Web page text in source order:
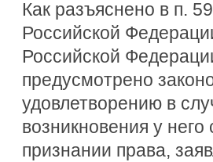
Как разъяснено в п.
Российской
Российской
предусмотрено
удовлетворению в
возникновения у
признании права,